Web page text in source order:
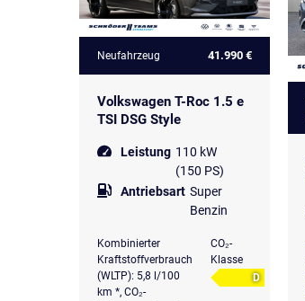
Neufahrzeug 41.990 €
Volkswagen T-Roc 1.5 e
TSI DSG Style
Leistung 110 kW
(150 PS)
Antriebsart Super
Benzin
Kombinierter
Kraftstoffverbrauch
(WLTP): 5,8 l/100
km *, CO₂-
CO₂-
Klasse
D